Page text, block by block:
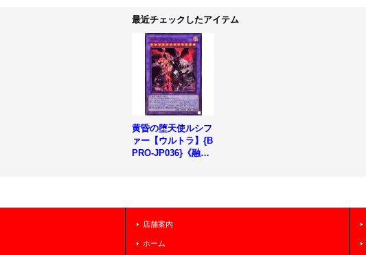
最近チェックしたアイテム
黄昏の堕天使ルシフ
ァー【ウルトラ】{B
PRO-JP036}《融
店舗案内
ホーム